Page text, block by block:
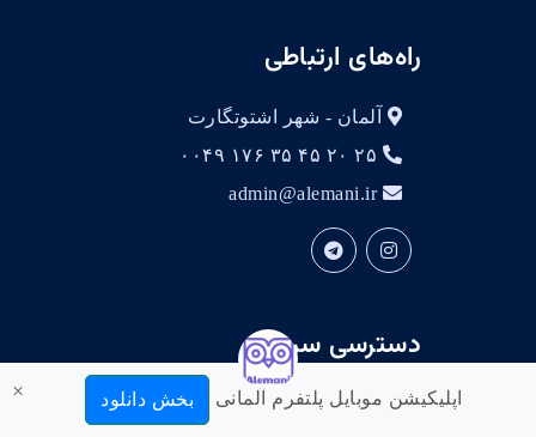
راه‌های ارتباطی
آلمان - شهر اشتوتگارت
admin@alemani.ir
دسترسی سریع
فرهنگ لغت آلمانی
اپلیکیشن موبایل پلتفرم آلمانی بخش دانلود ×